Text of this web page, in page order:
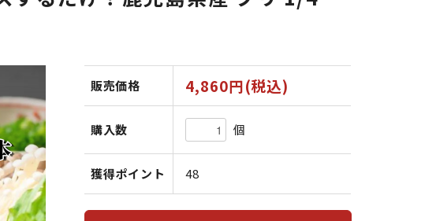
販売価格 4,860円(税込)
購入数 個
獲得ポイント 48